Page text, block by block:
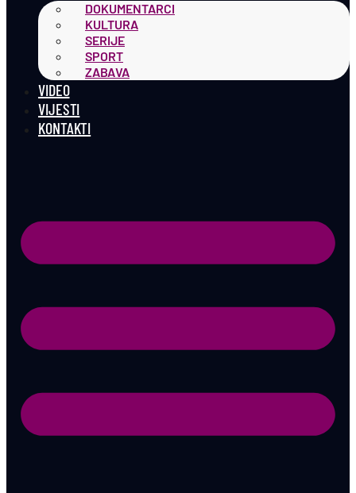
DOKUMENTARCI
KULTURA
SERIJE
SPORT
ZABAVA
VIDEO
VIJESTI
KONTAKTI